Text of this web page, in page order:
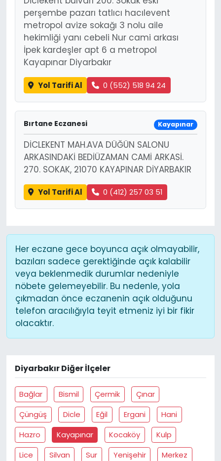
perşembe pazarı tatlıcı hacılevent
metropol avize sokağı 3 nolu aile
hekimliği yanı cebeli Nur cami arkası
İpek kardeşler apt 6 a metropol
Kayapınar Diyarbakır
Yol Tarifi Al 0 (552) 518 94 24
Bırtane Eczanesi Kayapınar
DİCLEKENT MAH.AVA DÜĞÜN SALONU
ARKASINDAKİ BEDİÜZAMAN CAMİ ARKASİ.
270. SOKAK, 21070 KAYAPINAR DİYARBAKIR
Yol Tarifi Al 0 (412) 257 03 51
Her eczane gece boyunca açık olmayabilir,
bazıları sadece gerektiğinde açık kalabilir
veya beklenmedik durumlar nedeniyle
nöbete gelemeyebilir. Bu nedenle, yola
çıkmadan önce eczanenin açık olduğunu
telefon aracılığıyla teyit etmeniz iyi bir fikir
olacaktır.
Diyarbakır Diğer İlçeler
Bağlar Bismil Çermik
Çınar
Çüngüş
Dicle Eğil Ergani
Hani
Hazro
Kayapınar Kocaköy
Kulp
Lice
Silvan Sur Yenişehir Merkez